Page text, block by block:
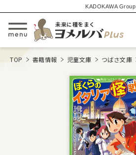
KADOKAWA Group
メニューを開閉する
未来に種をまく
TOP 書籍情報 児童文庫 つばさ文庫